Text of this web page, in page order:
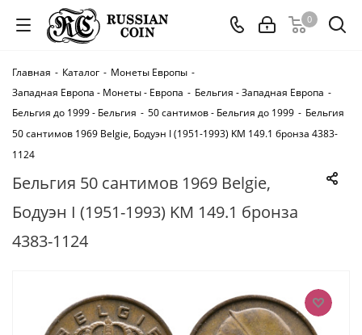
0
Главная - Каталог - Монеты Европы -
Западная Европа - Монеты - Европа - Бельгия - Западная Европа -
Бельгия до 1999 - Бельгия - 50 сантимов - Бельгия до 1999 - Бельгия
50 сантимов 1969 Belgie, Бодуэн I (1951-1993) KM 149.1 бронза 4383-
1124
Бельгия 50 сантимов 1969 Belgie,
Бодуэн I (1951-1993) KM 149.1 бронза
4383-1124